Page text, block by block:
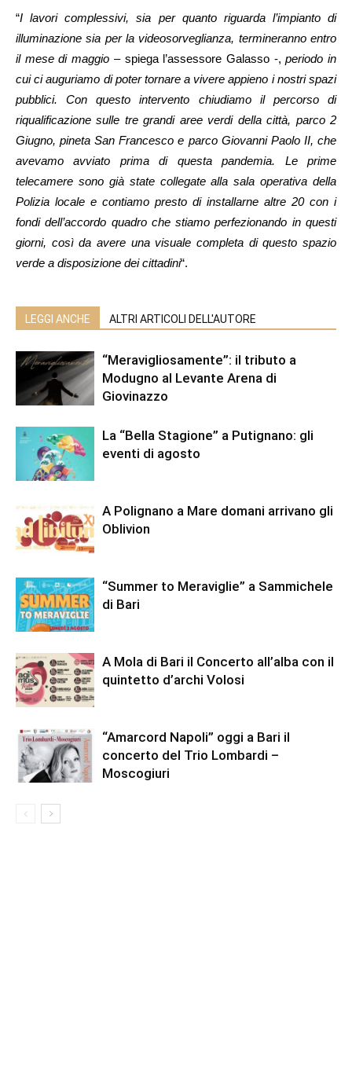
“I lavori complessivi, sia per quanto riguarda l’impianto di
illuminazione sia per la videosorveglianza, termineranno entro
il mese di maggio – spiega l’assessore Galasso -,periodo in
cui ci auguriamo di poter tornare a vivere appieno i nostri spazi
pubblici. Con questo intervento chiudiamo il percorso di
riqualificazione sulle tre grandi aree verdi della città, parco 2
Giugno, pineta San Francesco e parco Giovanni Paolo II, che
avevamo avviato prima di questa pandemia. Le prime
telecamere sono già state collegate alla sala operativa della
Polizia locale e contiamo presto di installarne altre 20 con i
fondi dell’accordo quadro che stiamo perfezionando in questi
giorni, così da avere una visuale completa di questo spazio
verde a disposizione dei cittadini“.
LEGGI ANCHE ALTRI ARTICOLI DELL'AUTORE
“Meravigliosamente”: il tributo a
Modugno al Levante Arena di
Giovinazzo
La “Bella Stagione” a Putignano: gli
eventi di agosto
A Polignano a Mare domani arrivano gli
Oblivion
“Summer to Meraviglie” a Sammichele
di Bari
A Mola di Bari il Concerto all’alba con il
quintetto d’archi Volosi
“Amarcord Napoli” oggi a Bari il
concerto del Trio Lombardi –
Moscogiuri